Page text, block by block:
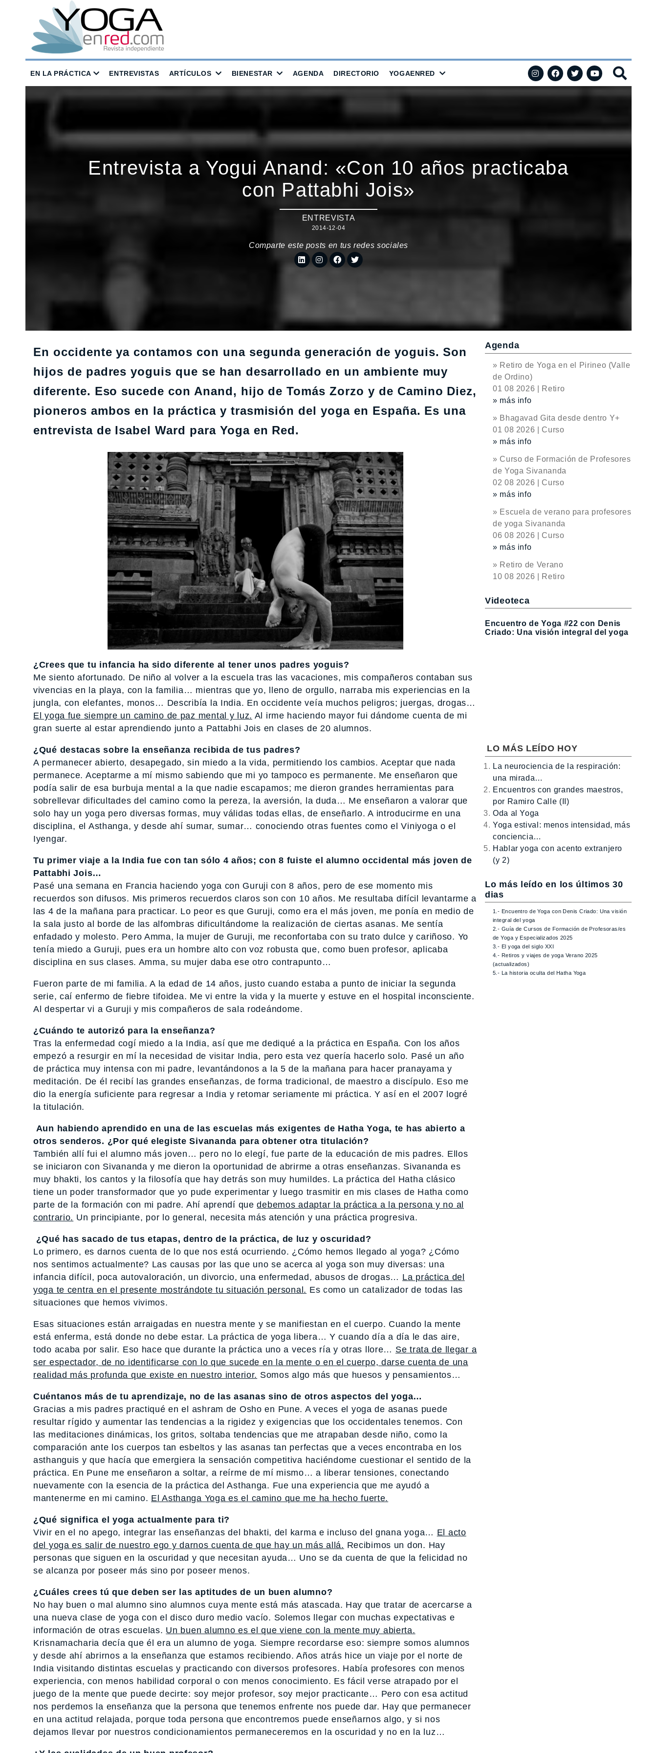
EN LA PRÁCTICA ENTREVISTAS ARTÍCULOS BIENESTAR AGENDA DIRECTORIO YOGAENRED
Entrevista a Yogui Anand: «Con 10 años practicaba
con Pattabhi Jois»
ENTREVISTA
2014-12-04
Comparte este posts en tus redes sociales
En occidente ya contamos con una segunda generación de yoguis. Son
hijos de padres yoguis que se han desarrollado en un ambiente muy
diferente. Eso sucede con Anand, hijo deTomás Zorzo y de Camino Diez,
pioneros ambos en la práctica y trasmisión del yoga en España. Es una
entrevista de Isabel Ward para Yoga en Red.
¿Crees que tu infancia ha sido diferente al tener unos padres yoguis?
Me siento afortunado. De niño al volver a la escuela tras las vacaciones, mis compañeros contaban sus
vivencias en la playa, con la familia… mientras que yo, lleno de orgullo, narraba mis experiencias en la
jungla, con elefantes, monos… Describía la India. En occidente veía muchos peligros; juergas, drogas…
El yoga fue siempre un camino de paz mental y luz. Al irme haciendo mayor fui dándome cuenta de mi
gran suerte al estar aprendiendo junto a Pattabhi Jois en clases de 20 alumnos.
¿Qué destacas sobre la enseñanza recibida de tus padres?
A permanecer abierto, desapegado, sin miedo a la vida, permitiendo los cambios. Aceptar que nada
permanece. Aceptarme a mí mismo sabiendo que mi yo tampoco es permanente. Me enseñaron que
podía salir de esa burbuja mental a la que nadie escapamos; me dieron grandes herramientas para
sobrellevar dificultades del camino como la pereza, la aversión, la duda… Me enseñaron a valorar que
solo hay un yoga pero diversas formas, muy válidas todas ellas, de enseñarlo. A introducirme en una
disciplina, el Asthanga, y desde ahí sumar, sumar… conociendo otras fuentes como el Viniyoga o el
Iyengar.
Tu primer viaje a la India fue con tan sólo 4 años; con 8 fuiste el alumno occidental más joven de
Pattabhi Jois…
Pasé una semana en Francia haciendo yoga con Guruji con 8 años, pero de ese momento mis
recuerdos son difusos. Mis primeros recuerdos claros son con 10 años. Me resultaba difícil levantarme a
las 4 de la mañana para practicar. Lo peor es que Guruji, como era el más joven, me ponía en medio de
la sala justo al borde de las alfombras dificultándome la realización de ciertas asanas. Me sentía
enfadado y molesto. Pero Amma, la mujer de Guruji, me reconfortaba con su trato dulce y cariñoso. Yo
tenía miedo a Guruji, pues era un hombre alto con voz robusta que, como buen profesor, aplicaba
disciplina en sus clases. Amma, su mujer daba ese otro contrapunto…
Fueron parte de mi familia. A la edad de 14 años, justo cuando estaba a punto de iniciar la segunda
serie, caí enfermo de fiebre tifoidea. Me vi entre la vida y la muerte y estuve en el hospital inconsciente.
Al despertar vi a Guruji y mis compañeros de sala rodeándome.
¿Cuándo te autorizó para la enseñanza?
Tras la enfermedad cogí miedo a la India, así que me dediqué a la práctica en España. Con los años
empezó a resurgir en mí la necesidad de visitar India, pero esta vez quería hacerlo solo. Pasé un año
de práctica muy intensa con mi padre, levantándonos a la 5 de la mañana para hacer pranayama y
meditación. De él recibí las grandes enseñanzas, de forma tradicional, de maestro a discípulo. Eso me
dio la energía suficiente para regresar a India y retomar seriamente mi práctica. Y así en el 2007 logré
la titulación.
Aun habiendo aprendido en una de las escuelas más exigentes de Hatha Yoga, te has abierto a
otros senderos. ¿Por qué elegiste Sivananda para obtener otra titulación?
También allí fui el alumno más joven… pero no lo elegí, fue parte de la educación de mis padres. Ellos
se iniciaron con Sivananda y me dieron la oportunidad de abrirme a otras enseñanzas. Sivananda es
muy bhakti, los cantos y la filosofía que hay detrás son muy humildes. La práctica del Hatha clásico
tiene un poder transformador que yo pude experimentar y luego trasmitir en mis clases de Hatha como
parte de la formación con mi padre. Ahí aprendí quedebemos adaptar la práctica a la persona y no al
contrario. Un principiante, por lo general, necesita más atención y una práctica progresiva.
¿Qué has sacado de tus etapas, dentro de la práctica, de luz y oscuridad?
Lo primero, es darnos cuenta de lo que nos está ocurriendo. ¿Cómo hemos llegado al yoga? ¿Cómo
nos sentimos actualmente? Las causas por las que uno se acerca al yoga son muy diversas: una
infancia difícil, poca autovaloración, un divorcio, una enfermedad, abusos de drogas… La práctica del
yoga te centra en el presente mostrándote tu situación personal. Es como un catalizador de todas las
situaciones que hemos vivimos.
Esas situaciones están arraigadas en nuestra mente y se manifiestan en el cuerpo. Cuando la mente
está enferma, está donde no debe estar. La práctica de yoga libera… Y cuando día a día le das aire,
todo acaba por salir. Eso hace que durante la práctica uno a veces ría y otras llore… Se trata de llegar a
ser espectador, de no identificarse con lo que sucede en la mente o en el cuerpo, darse cuenta de una
realidad más profunda que existe en nuestro interior. Somos algo más que huesos y pensamientos…
Cuéntanos más de tu aprendizaje, no de las asanas sino de otros aspectos del yoga…
Gracias a mis padres practiqué en el ashram de Osho en Pune. A veces el yoga de asanas puede
resultar rígido y aumentar las tendencias a la rigidez y exigencias que los occidentales tenemos. Con
las meditaciones dinámicas, los gritos, soltaba tendencias que me atrapaban desde niño, como la
comparación ante los cuerpos tan esbeltos y las asanas tan perfectas que a veces encontraba en los
asthanguis y que hacía que emergiera la sensación competitiva haciéndome cuestionar el sentido de la
práctica. En Pune me enseñaron a soltar, a reírme de mí mismo… a liberar tensiones, conectando
nuevamente con la esencia de la práctica del Asthanga. Fue una experiencia que me ayudó a
mantenerme en mi camino. El Asthanga Yoga es el camino que me ha hecho fuerte.
¿Qué significa el yoga actualmente para ti?
Vivir en el no apego, integrar las enseñanzas del bhakti, del karma e incluso del gnana yoga… El acto
del yoga es salir de nuestro ego y darnos cuenta de que hay un más allá. Recibimos un don. Hay
personas que siguen en la oscuridad y que necesitan ayuda… Uno se da cuenta de que la felicidad no
se alcanza por poseer más sino por poseer menos.
¿Cuáles crees tú que deben ser las aptitudes de un buen alumno?
No hay buen o mal alumno sino alumnos cuya mente está más atascada. Hay que tratar de acercarse a
una nueva clase de yoga con el disco duro medio vacío. Solemos llegar con muchas expectativas e
información de otras escuelas. Un buen alumno es el que viene con la mente muy abierta.
Krisnamacharia decía que él era un alumno de yoga. Siempre recordarse eso: siempre somos alumnos
y desde ahí abrirnos a la enseñanza que estamos recibiendo. Años atrás hice un viaje por el norte de
India visitando distintas escuelas y practicando con diversos profesores. Había profesores con menos
experiencia, con menos habilidad corporal o con menos conocimiento. Es fácil verse atrapado por el
juego de la mente que puede decirte: soy mejor profesor, soy mejor practicante… Pero con esa actitud
nos perdemos la enseñanza que la persona que tenemos enfrente nos puede dar. Hay que permanecer
en una actitud relajada, porque toda persona que encontremos puede enseñarnos algo, y si nos
dejamos llevar por nuestros condicionamientos permaneceremos en la oscuridad y no en la luz…
Agenda
» Retiro de Yoga en el Pirineo (Valle
de Ordino)
01 08 2026 | Retiro
» más info
» Bhagavad Gita desde dentro Y+
01 08 2026 | Curso
» más info
» Curso de Formación de Profesores
de Yoga Sivananda
02 08 2026 | Curso
» más info
» Escuela de verano para profesores
de yoga Sivananda
06 08 2026 | Curso
» más info
» Retiro de Verano
10 08 2026 | Retiro
Videoteca
Encuentro de Yoga #22 con Denis
Criado: Una visión integral del yoga
LO MÁS LEÍDO HOY
La neurociencia de la respiración:
una mirada…
Encuentros con grandes maestros,
por Ramiro Calle (II)
Oda al Yoga
Yoga estival: menos intensidad, más
conciencia…
Hablar yoga con acento extranjero
(y 2)
Lo más leído en los últimos 30
dias
1.- Encuentro de Yoga con Denis Criado: Una visión
integral del yoga
2.- Guía de Cursos de Formación de Profesoras/es
de Yoga y Especializados 2025
3.- El yoga del siglo XXI
4.- Retiros y viajes de yoga Verano 2025
(actualizados)
5.- La historia oculta del Hatha Yoga